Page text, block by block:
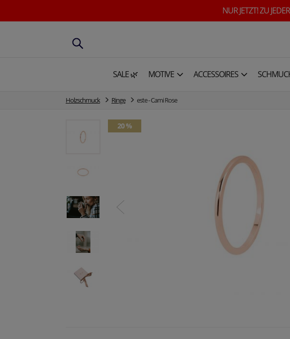
NUR JETZT! ZU
SALE 🌿 MOTIVE ACCESSOIRES
Holzschmuck Ringe este - Cami Rose
20 %